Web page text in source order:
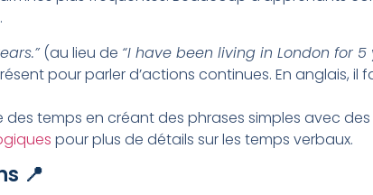
.
(au lieu de “I have been living in London for 5
pour parler d’actions continues. En anglais, il
des temps en créant des phrases simples avec
pour plus de détails sur les temps verbaux.
📍